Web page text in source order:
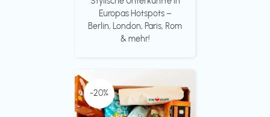
Europas Hotspots –
Berlin, London, Paris, Rom
& mehr!
-20%